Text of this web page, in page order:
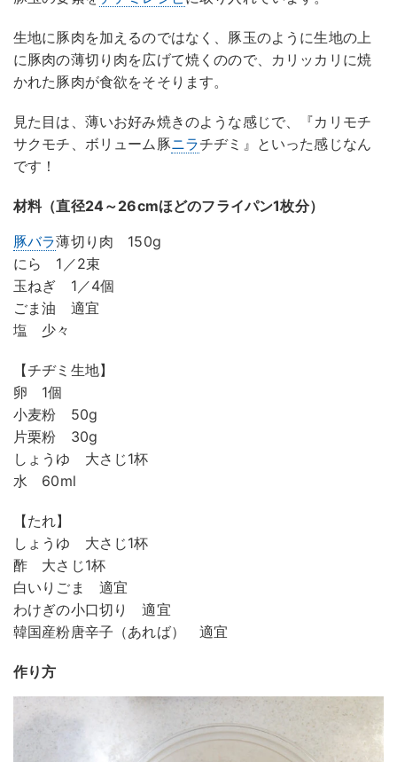
生地に豚肉を加えるのではなく、豚玉のように生地の上
に豚肉の薄切り肉を広げて焼くのので、カリッカリに焼
かれた豚肉が食欲をそそります。
見た目は、薄いお好み焼きのような感じで、『カリモチ
サクモチ、ボリューム豚ニラチヂミ』といった感じなん
です！
材料（直径24～26cmほどのフライパン1枚分）
豚バラ薄切り肉 150g
にら 1／2束
玉ねぎ 1／4個
ごま油 適宜
塩 少々
【チヂミ生地】
卵 1個
小麦粉 50g
片栗粉 30g
しょうゆ 大さじ1杯
水 60ml
【たれ】
しょうゆ 大さじ1杯
酢 大さじ1杯
白いりごま 適宜
わけぎの小口切り 適宜
韓国産粉唐辛子（あれば） 適宜
作り方